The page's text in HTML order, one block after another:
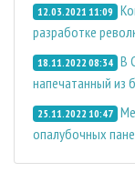
12.03.2021 11:09
разработке
18.11.2022 08:34 В
напечатанный из
25.11.2022 10:47
опалубочных